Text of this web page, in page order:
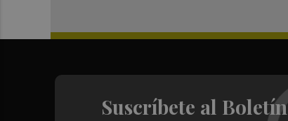
Suscríbete al Boletín